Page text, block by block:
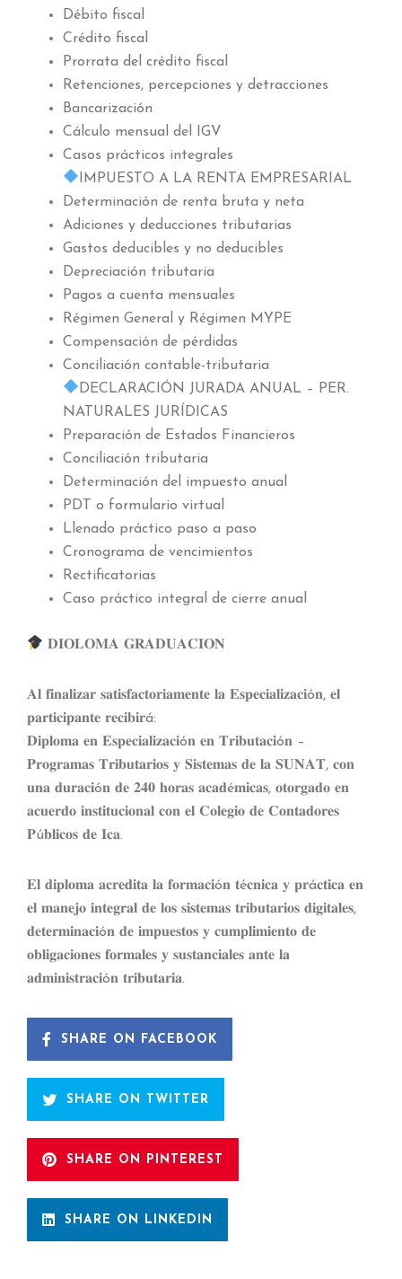
Débito fiscal
Crédito fiscal
Prorrata del crédito fiscal
Retenciones, percepciones y detracciones
Bancarización
Cálculo mensual del IGV
Casos prácticos integrales
IMPUESTO A LA RENTA EMPRESARIAL
Determinación de renta bruta y neta
Adiciones y deducciones tributarias
Gastos deducibles y no deducibles
Depreciación tributaria
Pagos a cuenta mensuales
Régimen General y Régimen MYPE
Compensación de pérdidas
Conciliación contable-tributaria
DECLARACIÓN JURADA ANUAL – PER.
NATURALES JURÍDICAS
Preparación de Estados Financieros
Conciliación tributaria
Determinación del impuesto anual
PDT o formulario virtual
Llenado práctico paso a paso
Cronograma de vencimientos
Rectificatorias
Caso práctico integral de cierre anual
𝐃𝐈𝐎𝐋𝐎𝐌𝐀 𝐆𝐑𝐀𝐃𝐔𝐀𝐂𝐈𝐎𝐍
𝐀𝐥 𝐟𝐢𝐧𝐚𝐥𝐢𝐳𝐚𝐫 𝐬𝐚𝐭𝐢𝐬𝐟𝐚𝐜𝐭𝐨𝐫𝐢𝐚𝐦𝐞𝐧𝐭𝐞 𝐥𝐚 𝐄𝐬𝐩𝐞𝐜𝐢𝐚𝐥𝐢𝐳𝐚𝐜𝐢ó𝐧, 𝐞𝐥
𝐩𝐚𝐫𝐭𝐢𝐜𝐢𝐩𝐚𝐧𝐭𝐞 𝐫𝐞𝐜𝐢𝐛𝐢𝐫á:
𝐃𝐢𝐩𝐥𝐨𝐦𝐚 𝐞𝐧 𝐄𝐬𝐩𝐞𝐜𝐢𝐚𝐥𝐢𝐳𝐚𝐜𝐢ó𝐧 𝐞𝐧 𝐓𝐫𝐢𝐛𝐮𝐭𝐚𝐜𝐢ó𝐧 –
𝐏𝐫𝐨𝐠𝐫𝐚𝐦𝐚𝐬 𝐓𝐫𝐢𝐛𝐮𝐭𝐚𝐫𝐢𝐨𝐬 𝐲 𝐒𝐢𝐬𝐭𝐞𝐦𝐚𝐬 𝐝𝐞 𝐥𝐚 𝐒𝐔𝐍𝐀𝐓, 𝐜𝐨𝐧
𝐮𝐧𝐚 𝐝𝐮𝐫𝐚𝐜𝐢ó𝐧 𝐝𝐞 𝟐𝟒𝟎 𝐡𝐨𝐫𝐚𝐬 𝐚𝐜𝐚𝐝é𝐦𝐢𝐜𝐚𝐬, 𝐨𝐭𝐨𝐫𝐠𝐚𝐝𝐨 𝐞𝐧
𝐚𝐜𝐮𝐞𝐫𝐝𝐨 𝐢𝐧𝐬𝐭𝐢𝐭𝐮𝐜𝐢𝐨𝐧𝐚𝐥 𝐜𝐨𝐧 𝐞𝐥 𝐂𝐨𝐥𝐞𝐠𝐢𝐨 𝐝𝐞 𝐂𝐨𝐧𝐭𝐚𝐝𝐨𝐫𝐞𝐬
𝐏ú𝐛𝐥𝐢𝐜𝐨𝐬 𝐝𝐞 𝐈𝐜𝐚.
𝐄𝐥 𝐝𝐢𝐩𝐥𝐨𝐦𝐚 𝐚𝐜𝐫𝐞𝐝𝐢𝐭𝐚 𝐥𝐚 𝐟𝐨𝐫𝐦𝐚𝐜𝐢ó𝐧 𝐭é𝐜𝐧𝐢𝐜𝐚 𝐲 𝐩𝐫á𝐜𝐭𝐢𝐜𝐚 𝐞𝐧
𝐞𝐥 𝐦𝐚𝐧𝐞𝐣𝐨 𝐢𝐧𝐭𝐞𝐠𝐫𝐚𝐥 𝐝𝐞 𝐥𝐨𝐬 𝐬𝐢𝐬𝐭𝐞𝐦𝐚𝐬 𝐭𝐫𝐢𝐛𝐮𝐭𝐚𝐫𝐢𝐨𝐬 𝐝𝐢𝐠𝐢𝐭𝐚𝐥𝐞𝐬,
𝐝𝐞𝐭𝐞𝐫𝐦𝐢𝐧𝐚𝐜𝐢ó𝐧 𝐝𝐞 𝐢𝐦𝐩𝐮𝐞𝐬𝐭𝐨𝐬 𝐲 𝐜𝐮𝐦𝐩𝐥𝐢𝐦𝐢𝐞𝐧𝐭𝐨 𝐝𝐞
𝐨𝐛𝐥𝐢𝐠𝐚𝐜𝐢𝐨𝐧𝐞𝐬 𝐟𝐨𝐫𝐦𝐚𝐥𝐞𝐬 𝐲 𝐬𝐮𝐬𝐭𝐚𝐧𝐜𝐢𝐚𝐥𝐞𝐬 𝐚𝐧𝐭𝐞 𝐥𝐚
𝐚𝐝𝐦𝐢𝐧𝐢𝐬𝐭𝐫𝐚𝐜𝐢ó𝐧 𝐭𝐫𝐢𝐛𝐮𝐭𝐚𝐫𝐢𝐚.
SHARE ON FACEBOOK
SHARE ON TWITTER
SHARE ON PINTEREST
SHARE ON LINKEDIN